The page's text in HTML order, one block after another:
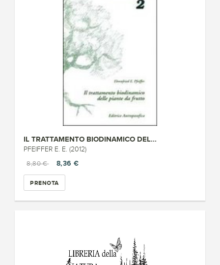
IL TRATTAMENTO BIODINAMICO DEL...
PFEIFFER E. E. (2012)
8,80 €
8,36 €
PRENOTA